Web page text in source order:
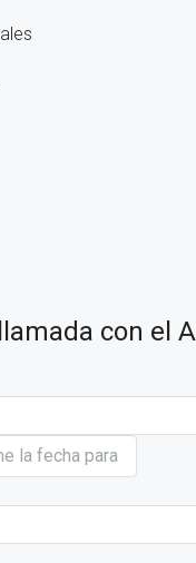
con el